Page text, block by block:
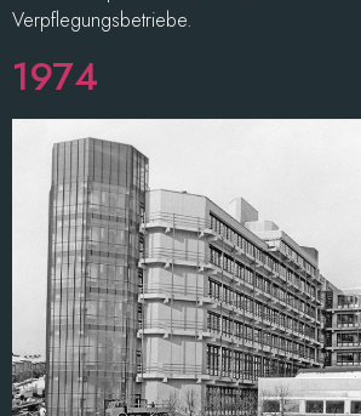
Verpflegungsbetriebe.
1974